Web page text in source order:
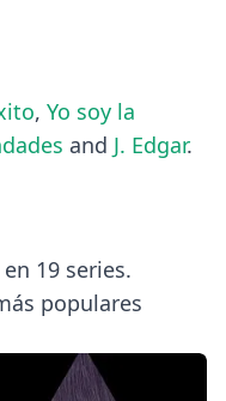
, Yo soy la
and J. Edgar.
19 series.
populares